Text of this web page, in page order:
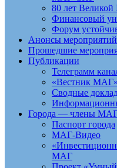
80 лет Великой
Финансовый
Форум
Анонсы мероприятий
Прошедшие
Публикации
Телеграмм
«Вестник МАГ»
Сводные
Города — члены
Паспорт города
МАГ-Видео
МАГ